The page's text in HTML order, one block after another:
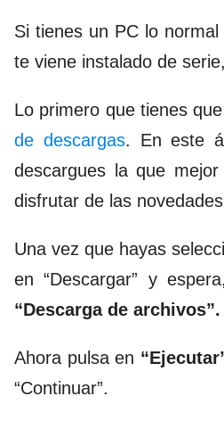
Si tienes un PC lo
te viene instalado de
Lo primero que tienes
de descargas. En este
descargues la que
disfrutar de las
Una vez que hayas
en “Descargar” y
“Descarga de archivos”.
Ahora pulsa en
“Continuar”.